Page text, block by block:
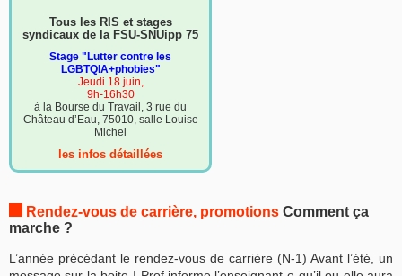
Tous les RIS et stages
syndicaux de la FSU-SNUipp 75
Stage "Lutter contre les
LGBTQIA+phobies"
Jeudi 18 juin,
9h-16h30
à la Bourse du Travail, 3 rue du
Château d’Eau, 75010, salle Louise
Michel
les infos détaillées
Rendez-vous de carrière, promotions Comment ça
marche ?
L’année précédant le rendez-vous de carrière (N-1) Avant l’été, un